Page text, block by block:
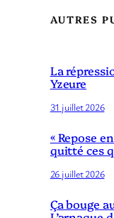
AUTRES
La
Yzeure
31 juillet 2026
« Repose
quitté ces
26 juillet 2026
Ça bouge